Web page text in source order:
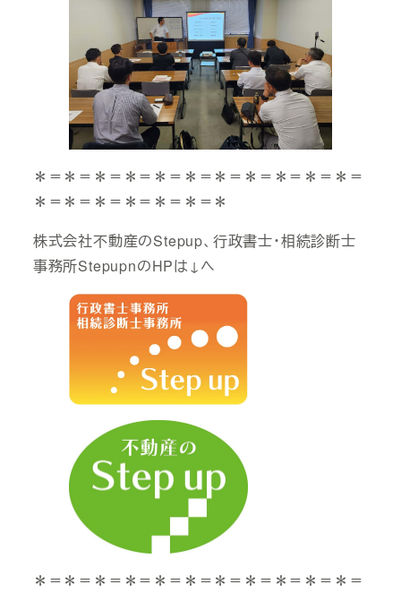
＊＝＊＝＊＝＊＝＊＝＊＝＊＝＊＝＊＝＊＝＊＝
＊＝＊＝＊＝＊＝＊＝＊＝＊
株式会社不動産のStepup、行政書士・相続診断士
事務所StepupnのHPは↓へ
＊＝＊＝＊＝＊＝＊＝＊＝＊＝＊＝＊＝＊＝＊＝